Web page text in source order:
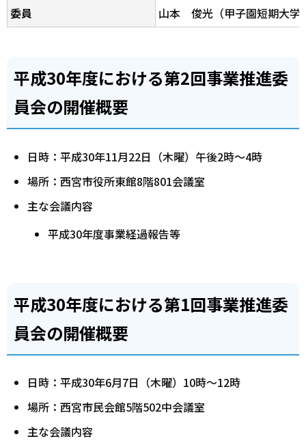
委員 山本 俊光（甲子園短期大学
平成30年度における第2回事業推進委
員会の開催概要
日時：平成30年11月22日（木曜）午後2時～4時
場所：西宮市役所東館8階801会議室
主な会議内容
平成30年度事業経過報告等
平成30年度における第1回事業推進委
員会の開催概要
日時：平成30年6月7日（木曜）10時～12時
場所：西宮市民会館5階502中会議室
主な会議内容